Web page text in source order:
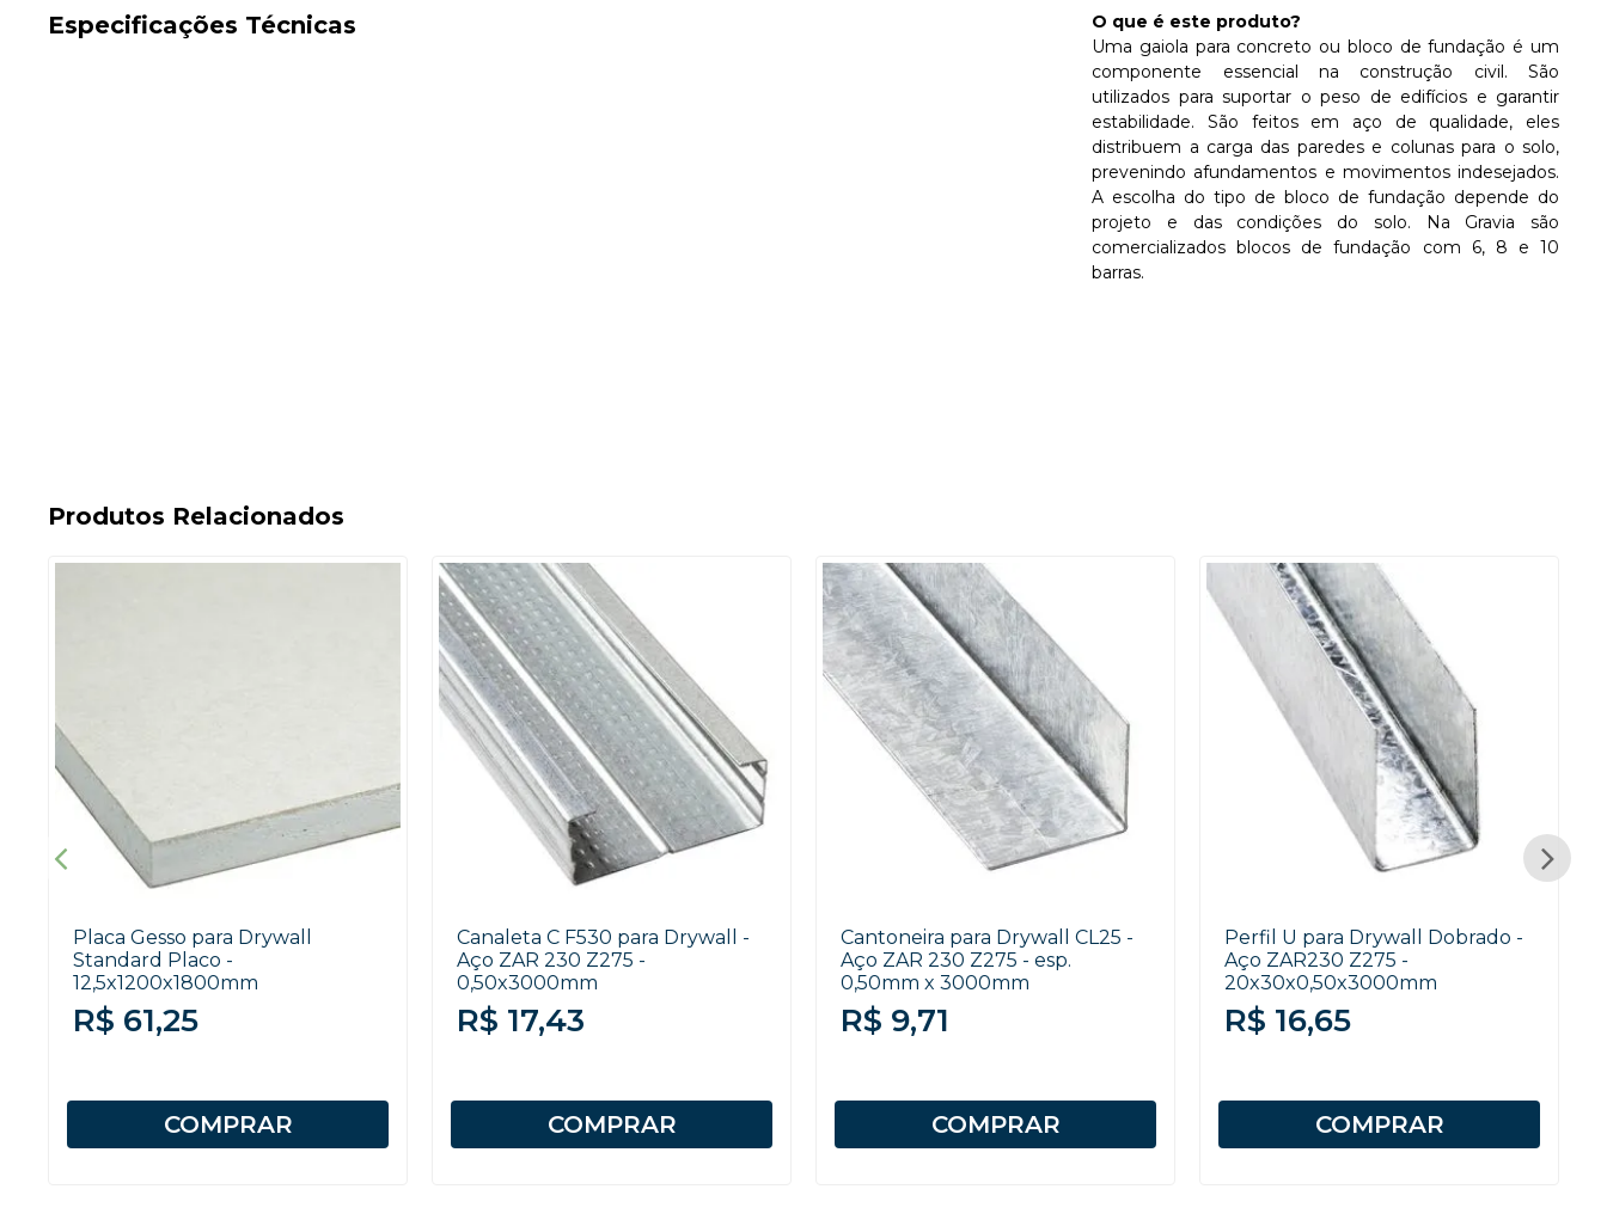
Especificações Técnicas
O que é este produto?
Uma gaiola para concreto ou bloco de fundação é um
componente essencial na construção civil. São
utilizados para suportar o peso de edifícios e garantir
estabilidade. São feitos em aço de qualidade, eles
distribuem a carga das paredes e colunas para o solo,
prevenindo afundamentos e movimentos indesejados.
A escolha do tipo de bloco de fundação depende do
projeto e das condições do solo. Na Gravia são
comercializados blocos de fundação com 6, 8 e 10
barras.
Produtos Relacionados
Placa Gesso para Drywall
Standard Placo -
12,5x1200x1800mm
R$ 61,25
COMPRAR
Canaleta C F530 para Drywall -
Aço ZAR 230 Z275 -
0,50x3000mm
R$ 17,43
COMPRAR
Cantoneira para Drywall CL25 -
Aço ZAR 230 Z275 - esp.
0,50mm x 3000mm
R$ 9,71
COMPRAR
Perfil U para Drywall Dobrado -
Aço ZAR230 Z275 -
20x30x0,50x3000mm
R$ 16,65
COMPRAR